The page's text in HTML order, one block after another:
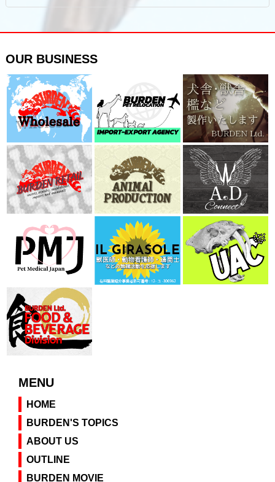
OUR BUSINESS
MENU
HOME
BURDEN'S TOPICS
ABOUT US
OUTLINE
BURDEN MOVIE